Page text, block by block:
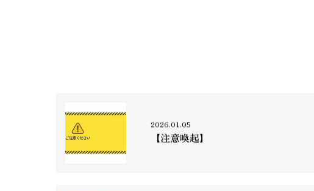
2026.01.05
【注意喚起】